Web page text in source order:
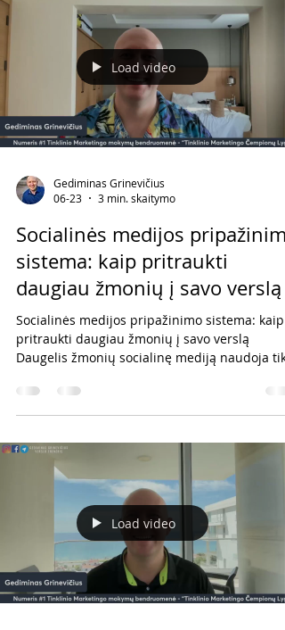
tavo svajonės yra nepasiekiamos Kai
užsibrėžiame didelį tikslą, dažnai pradedame
Load video
Gediminas Grinevičius
06-23
3 min. skaitymo
Socialinės medijos pripažinimo
sistema: kaip pritraukti
daugiau žmonių į savo verslą
Socialinės medijos pripažinimo sistema: kaip
pritraukti daugiau žmonių į savo verslą
Daugelis žmonių socialinę mediją naudoja tik
galimybę. Tačiau yra vienas labai galingas
įrankis, kurį dažnai pamirštame. Tas įrankis
sistema ne tik motyvuoja tavo komandos
narius, bet ir padeda pritraukti naujus
į tavo verslą. Kodėl? Nes žmonės mato, kad
versle vyksta veiksmas. Jie mato augim
Load video